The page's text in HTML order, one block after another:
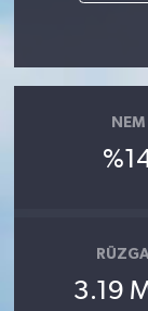
NEM
3.19